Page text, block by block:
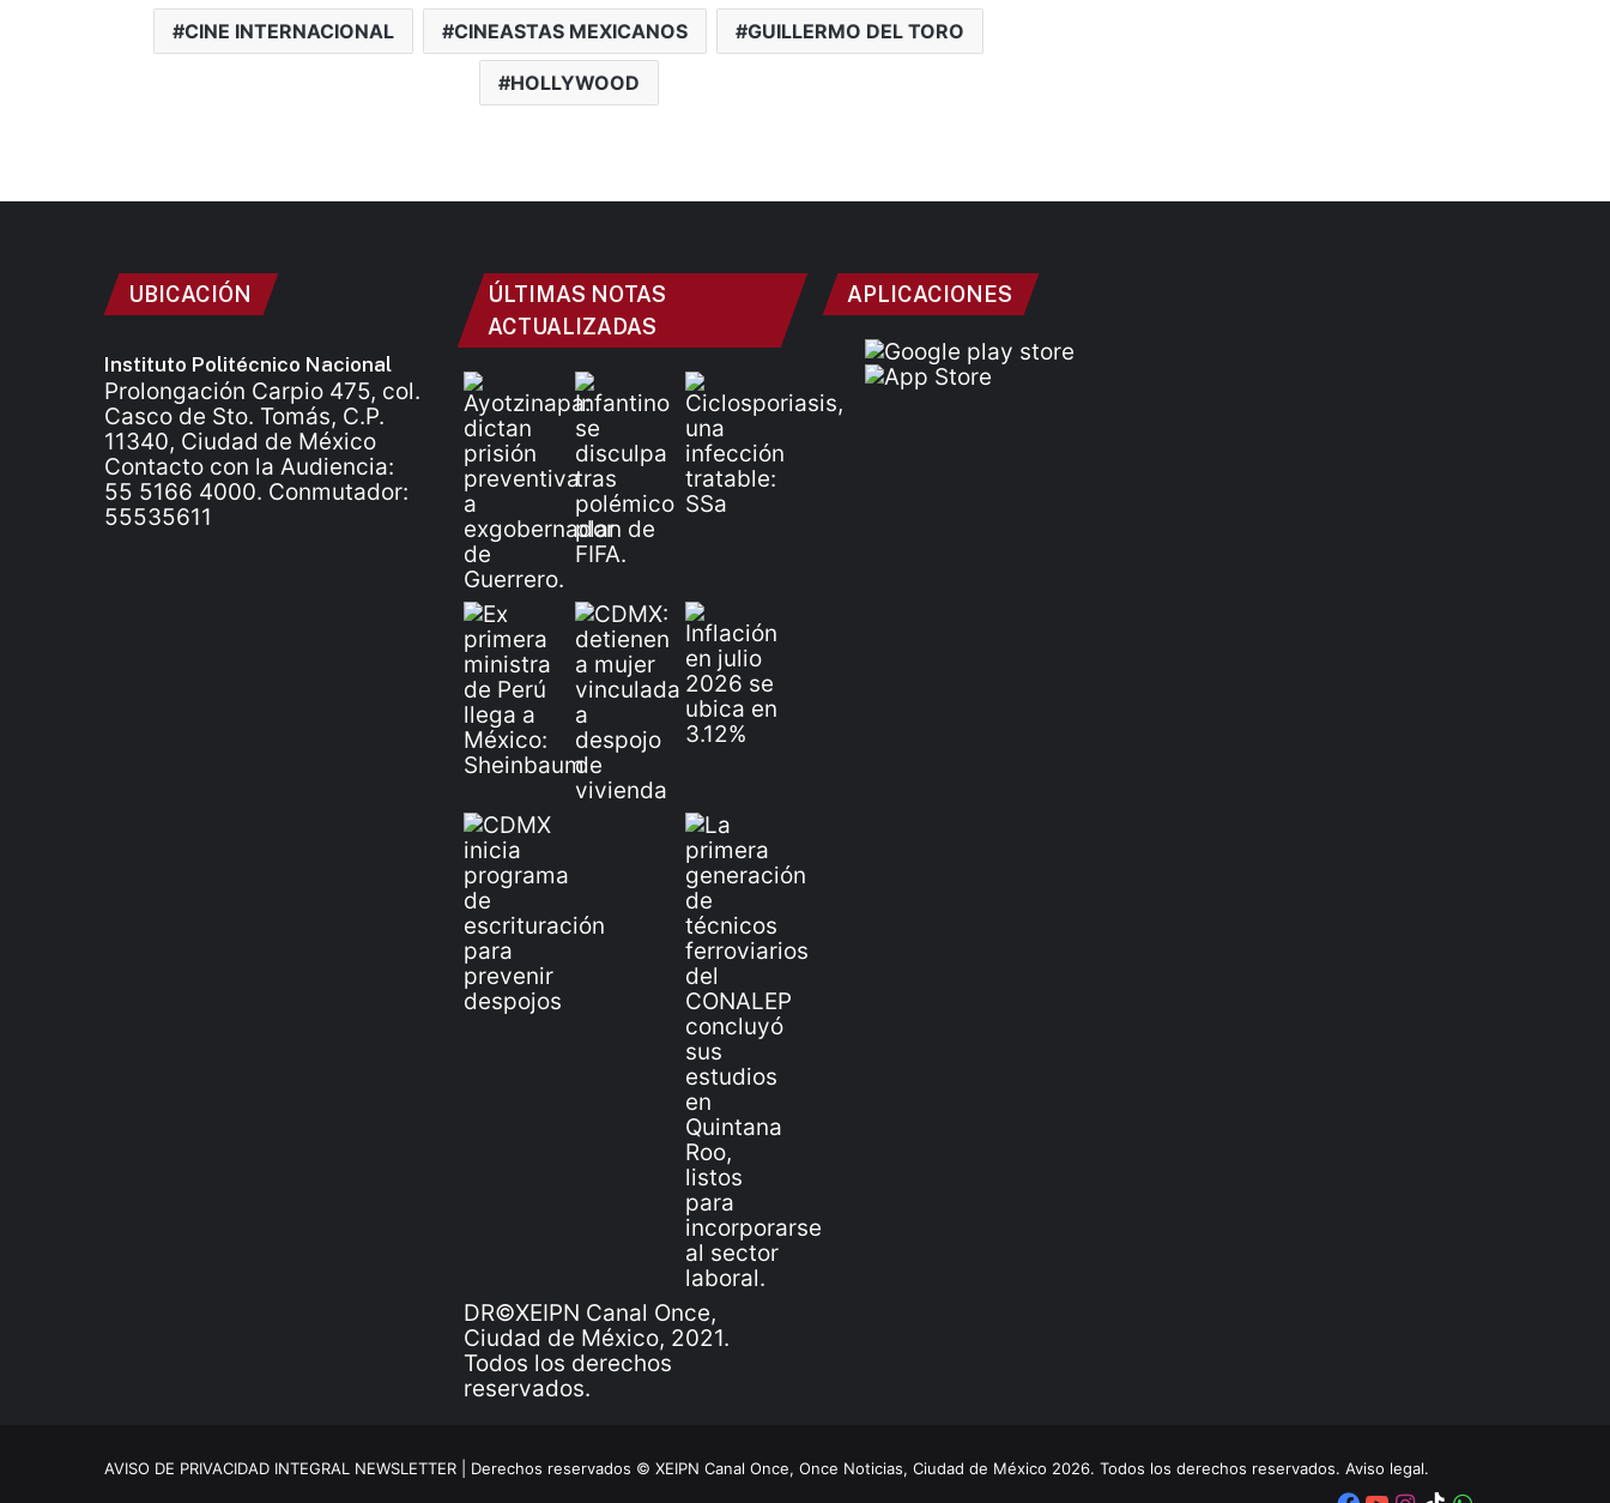
CINE INTERNACIONAL CINEASTAS MEXICANOS GUILLERMO DEL TORO
HOLLYWOOD
UBICACIÓN
Instituto Politécnico Nacional
Prolongación Carpio 475, col.
Casco de Sto. Tomás, C.P.
11340, Ciudad de México
Contacto con la Audiencia:
55 5166 4000. Conmutador:
55535611
ÚLTIMAS NOTAS
ACTUALIZADAS
DR©XEIPN Canal Once,
Ciudad de México, 2021.
Todos los derechos
reservados.
APLICACIONES
AVISO DE PRIVACIDAD INTEGRAL NEWSLETTER | Derechos reservados © XEIPN Canal Once, Once Noticias, Ciudad de México 2026. Todos los derechos reservados. Aviso legal.